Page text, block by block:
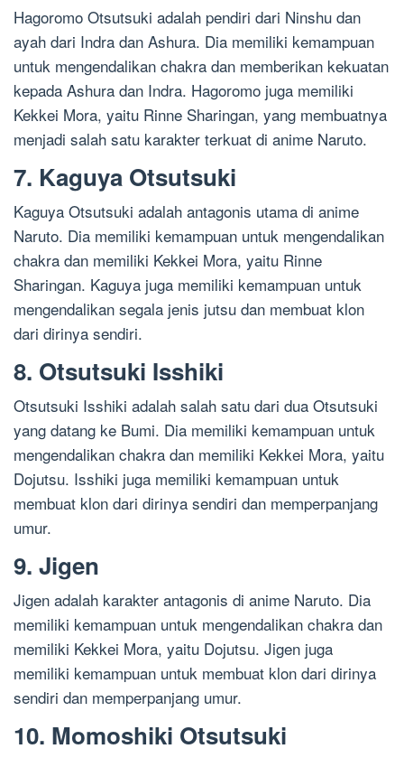
Hagoromo Otsutsuki adalah pendiri dari Ninshu dan
ayah dari Indra dan Ashura. Dia memiliki kemampuan
untuk mengendalikan chakra dan memberikan kekuatan
kepada Ashura dan Indra. Hagoromo juga memiliki
Kekkei Mora, yaitu Rinne Sharingan, yang membuatnya
menjadi salah satu karakter terkuat di anime Naruto.
7. Kaguya Otsutsuki
Kaguya Otsutsuki adalah antagonis utama di anime
Naruto. Dia memiliki kemampuan untuk mengendalikan
chakra dan memiliki Kekkei Mora, yaitu Rinne
Sharingan. Kaguya juga memiliki kemampuan untuk
mengendalikan segala jenis jutsu dan membuat klon
dari dirinya sendiri.
8. Otsutsuki Isshiki
Otsutsuki Isshiki adalah salah satu dari dua Otsutsuki
yang datang ke Bumi. Dia memiliki kemampuan untuk
mengendalikan chakra dan memiliki Kekkei Mora, yaitu
Dojutsu. Isshiki juga memiliki kemampuan untuk
membuat klon dari dirinya sendiri dan memperpanjang
umur.
9. Jigen
Jigen adalah karakter antagonis di anime Naruto. Dia
memiliki kemampuan untuk mengendalikan chakra dan
memiliki Kekkei Mora, yaitu Dojutsu. Jigen juga
memiliki kemampuan untuk membuat klon dari dirinya
sendiri dan memperpanjang umur.
10. Momoshiki Otsutsuki